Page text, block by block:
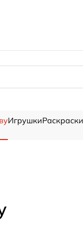
ИгрушкиРаскраски